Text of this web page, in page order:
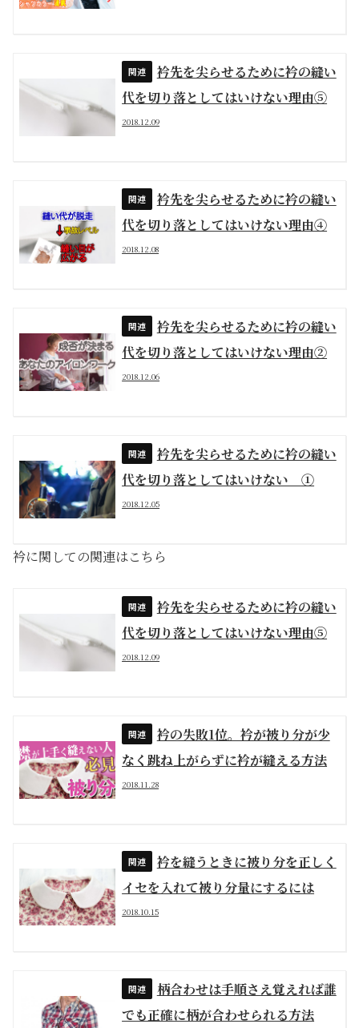
衿先を尖らせるために衿の縫い
代を切り落としてはいけない理由⑤
2018.12.09
衿先を尖らせるために衿の縫い
代を切り落としてはいけない理由④
2018.12.08
衿先を尖らせるために衿の縫い
代を切り落としてはいけない理由②
2018.12.06
衿先を尖らせるために衿の縫い
代を切り落としてはいけない ①
2018.12.05
衿に関しての関連はこちら
衿先を尖らせるために衿の縫い
代を切り落としてはいけない理由⑤
2018.12.09
衿の失敗1位。衿が被り分が少
なく跳ね上がらずに衿が縫える方法
2018.11.28
衿を縫うときに被り分を正しく
イセを入れて被り分量にするには
2018.10.15
柄合わせは手順さえ覚えれば誰
でも正確に柄が合わせられる方法